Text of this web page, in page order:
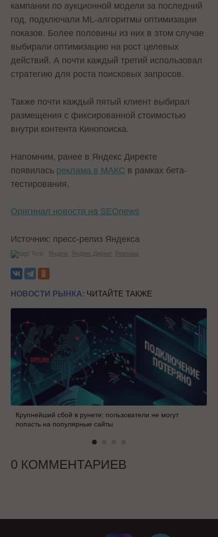
кампании по аукционной модели за последний
год, подключали ML-алгоритмы оптимизации
показов. Более половины из них в этом случае
выбирали оптимизацию на рост целевых
действий. А почти каждый третий использовал
стратегию для роста поисковых запросов.
Также почти каждый пятый клиент выбирал
размещения с фиксированной стоимостью
внутри контента Кинопоиска.
Напомним, ранее в Яндекс Директе
появилась реклама в МАКС в рамках бета-
тестирования.
Оригинал новости на SEOnews
Источник: пресс-релиз Яндекса
Теги: Яндекс Яндекс Директ Реклама
НОВОСТИ РЫНКА: ЧИТАЙТЕ ТАКЖЕ
Крупнейший сбой в рунете: пользователи не могут
попасть на популярные сайты
0 КОММЕНТАРИЕВ